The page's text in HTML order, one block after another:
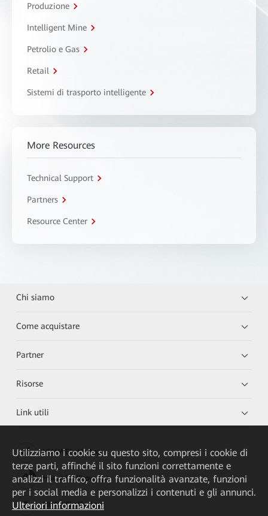
Produzione
Intelligent Mine
Petrolio e Gas
Retail
Sistemi di trasporto intelligente
More Resources
Technical Support
Partners
Resource Center
Chi siamo
Come acquistare
Partner
Risorse
Link utili
HUAWEI eKit App
Huawei HiKnow App
HUAWEI eFly App
Utilizziamo i cookie su questo sito, compresi i cookie di
terze parti, affinché il sito funzioni correttamente e
analizzi il traffico, offra funzionalità avanzate, funzioni
per i social media e personalizzi i contenuti e gli annunci.
Ulteriori informazioni